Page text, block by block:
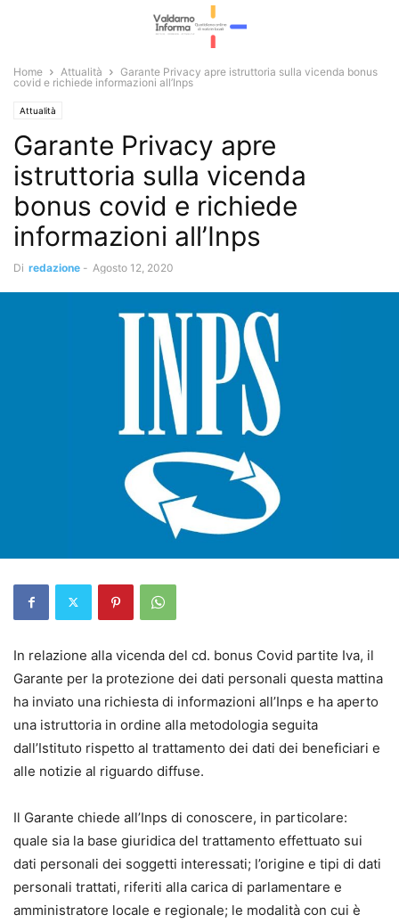
Home Attualità
Garante Privacy apre istruttoria sulla vicenda bonus
covid e richiede informazioni all’Inps
Attualità
Garante Privacy apre
istruttoria sulla vicenda
bonus covid e richiede
informazioni all’Inps
Di redazione - Agosto 12, 2020
In relazione alla vicenda del cd. bonus Covid partite Iva, il
Garante per la protezione dei dati personali questa mattina
ha inviato una richiesta di informazioni all’Inps e ha aperto
una istruttoria in ordine alla metodologia seguita
dall’Istituto rispetto al trattamento dei dati dei beneficiari e
alle notizie al riguardo diffuse.
Il Garante chiede all’Inps di conoscere, in particolare:
quale sia la base giuridica del trattamento effettuato sui
dati personali dei soggetti interessati; l’origine e tipi di dati
personali trattati, riferiti alla carica di parlamentare e
amministratore locale e regionale; le modalità con cui è